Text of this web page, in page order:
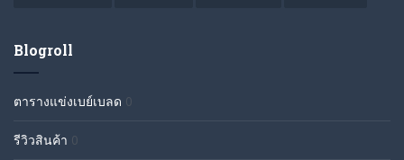
Blogroll
ตารางแข่งเบย์เบลด 0
รีวิวสินค้า 0